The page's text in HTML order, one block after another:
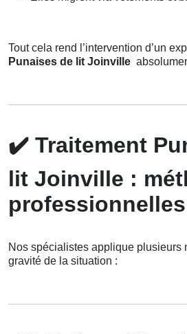
Tout cela rend l’intervention d’un
Punaises de lit Joinville
✔️ Traitement
lit Joinville :
Nos spécialistes applique plusieurs
gravité de la situation :